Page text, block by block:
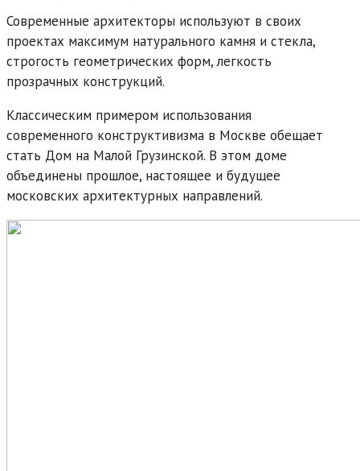
Современные архитекторы используют в своих
проектах максимум натурального камня и стекла,
строгость геометрических форм, легкость
прозрачных конструкций.
Классическим примером использования
современного конструктивизма в Москве обещает
стать Дом на Малой Грузинской. В этом доме
объединены прошлое, настоящее и будущее
московских архитектурных направлений.